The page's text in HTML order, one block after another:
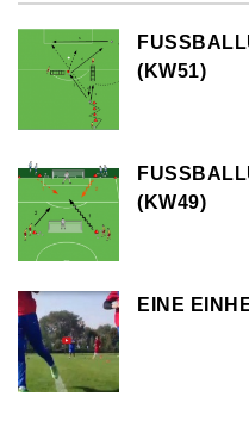
KW51)
KW49)
EINE